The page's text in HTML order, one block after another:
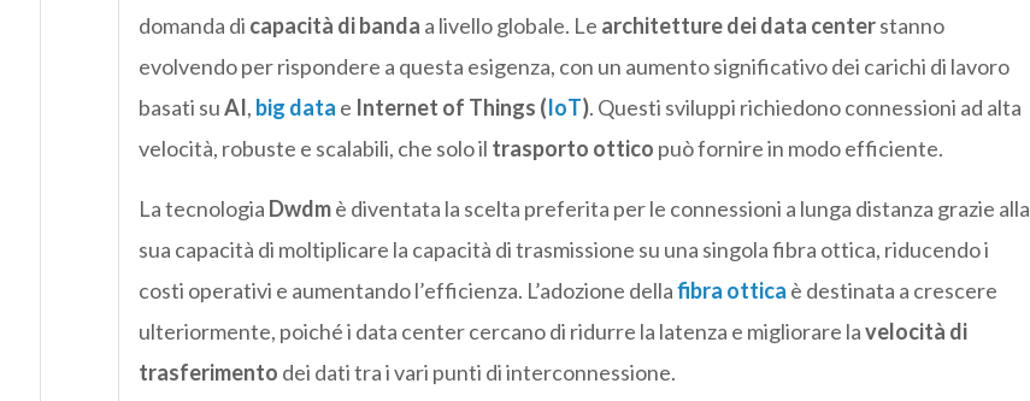
domanda di capacità di banda a livello globale. Le architetture dei data centerstanno
evolvendo per rispondere a questa esigenza, con un aumento significativo dei carichi di lavoro
basati suAI, big data e Internet of Things (IoT). Questi sviluppi richiedono connessioni ad alta
velocità, robuste e scalabili, che solo il trasporto ottico può fornire in modo efficiente.
La tecnologia Dwdmè diventata la scelta preferita per le connessioni a lunga distanza grazie alla
sua capacità di moltiplicare la capacità di trasmissione su una singola fibra ottica, riducendo i
costi operativi e aumentando l’efficienza. L’adozione dellafibra ottica è destinata a crescere
ulteriormente, poiché i data center cercano di ridurre la latenza e migliorare lavelocità di
trasferimento dei dati tra i vari punti di interconnessione.